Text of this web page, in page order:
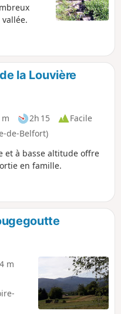
la Louvière
2h 15
Facile
de-Belfort)
et à basse altitude offre
en famille.
m